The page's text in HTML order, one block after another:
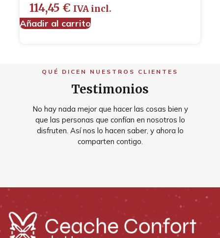
114,45 € IVA incl.
Añadir al carrito
QUÉ DICEN NUESTROS CLIENTES
Testimonios
No hay nada mejor que hacer las cosas bien y
que las personas que confían en nosotros lo
disfruten. Así nos lo hacen saber, y ahora lo
comparten contigo.